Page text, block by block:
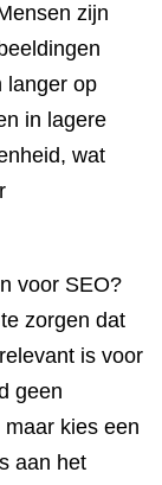
zijn
langer op
in lagere
wat
voor SEO?
zorgen dat
is voor
geen
maar kies een
aan het